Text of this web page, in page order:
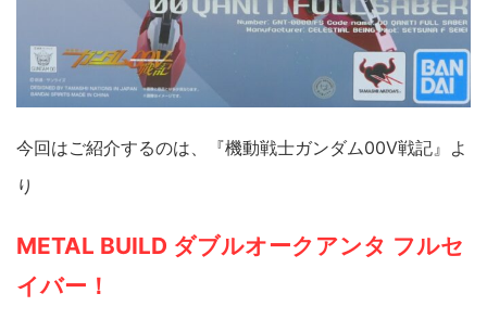
今回はご紹介するのは、『機動戦士ガンダム00V戦記』よ
り
METAL BUILD ダブルオークアンタ フルセ
イバー！